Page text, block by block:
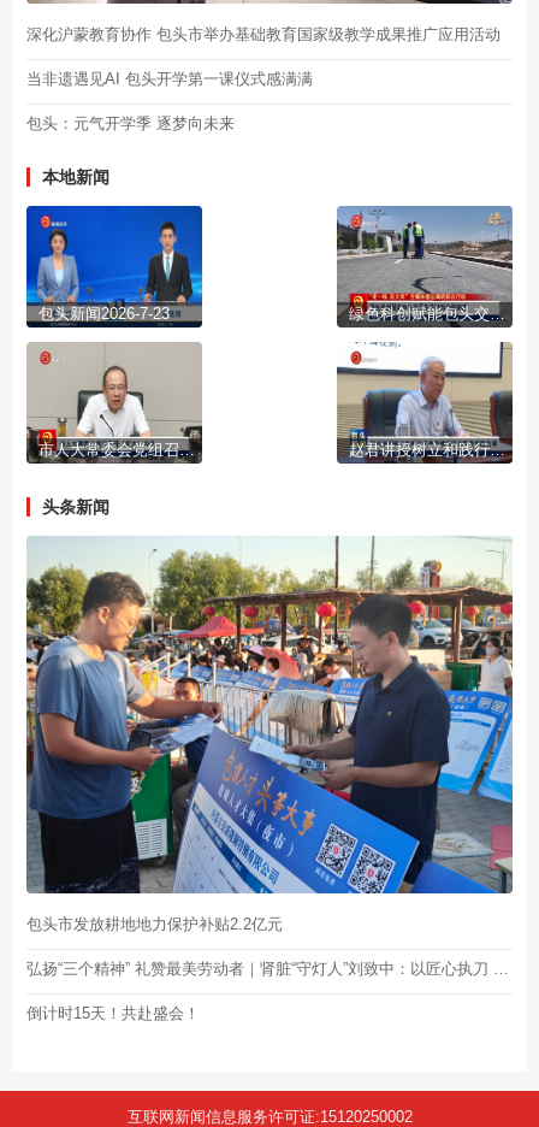
深化沪蒙教育协作 包头市举办基础教育国家级教学成果推广应用活动
当非遗遇见AI 包头开学第一课仪式感满满
包头：元气开学季 逐梦向未来
本地新闻
包头新闻2026-7-23 绿色科创赋能包头交通先进材料全链突破
市人大常委会党组召开（扩大）会议 赵君讲授树立和践行正确政绩观学习教育专题党课
头条新闻
包头市发放耕地地力保护补贴2.2亿元
倒计时15天！共赴盛会！
互联网新闻信息服务许可证:15120250002